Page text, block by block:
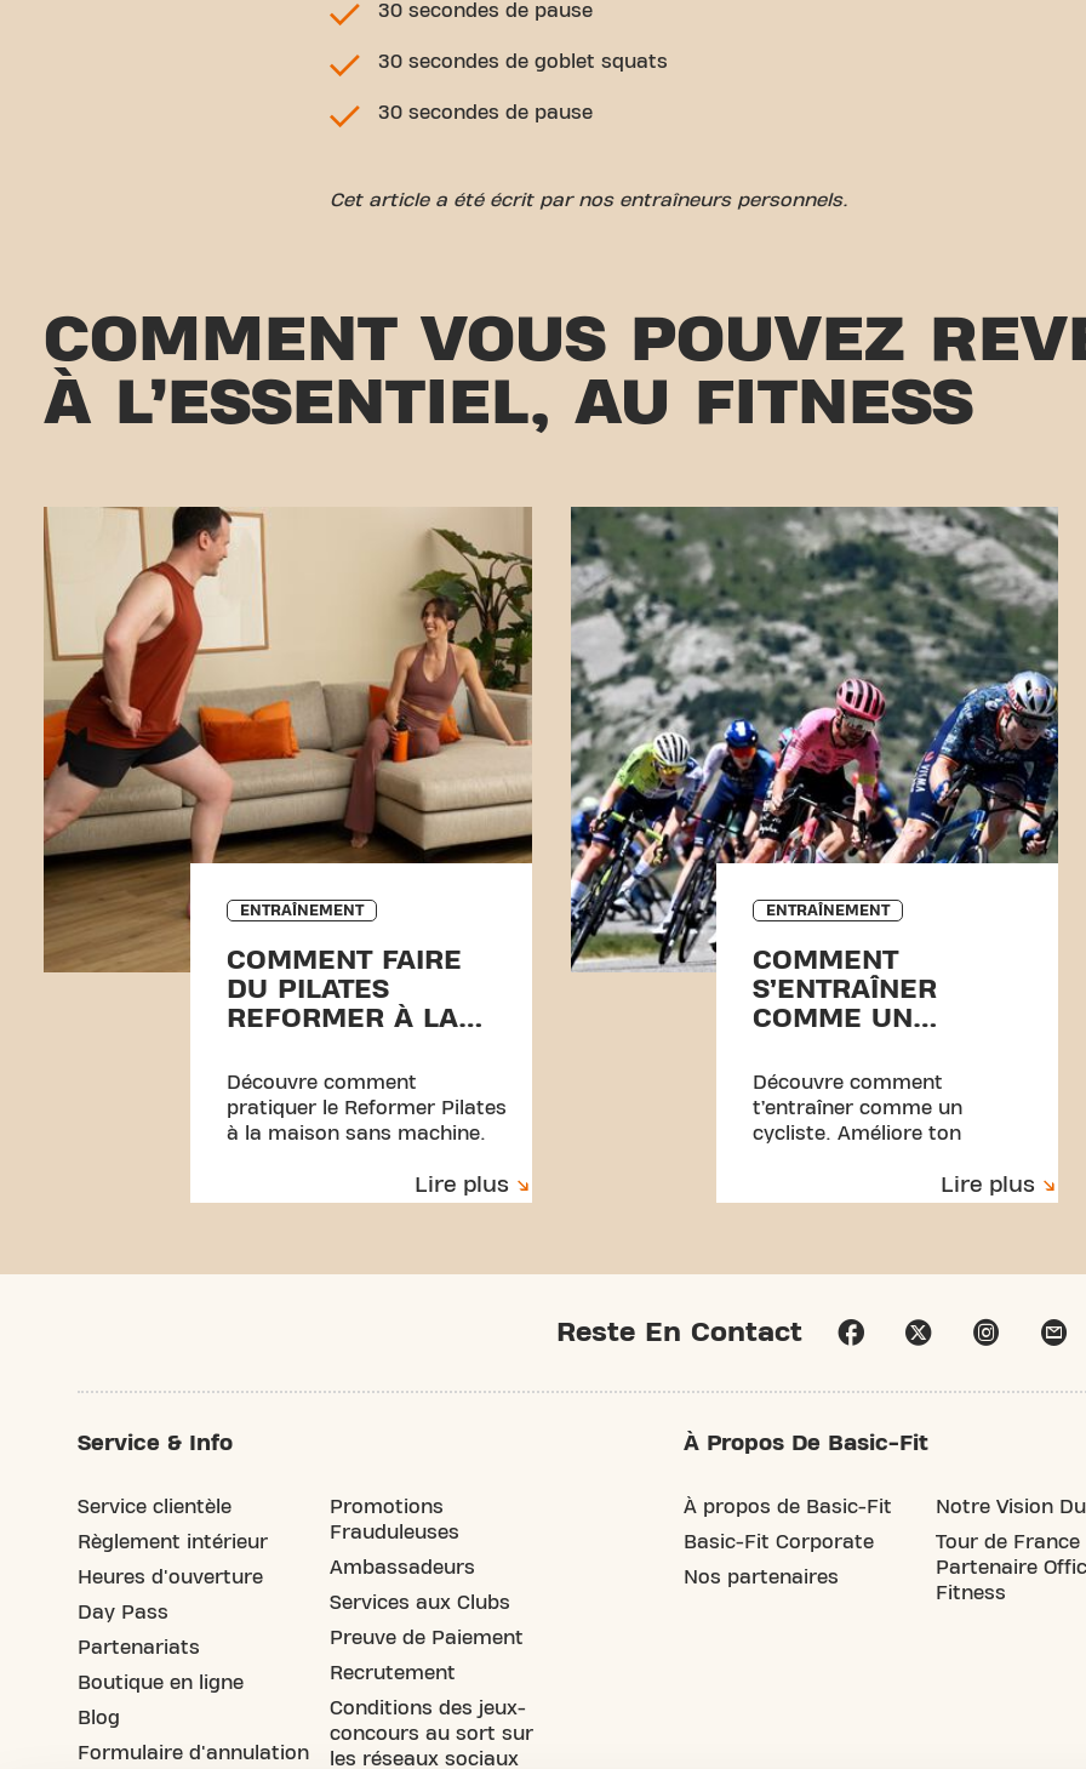
30 secondes de pause
30 secondes de goblet squats
30 secondes de pause
Cet article a été écrit par nos entraîneurs personnels.
COMMENT VOUS POUVEZ
À L’ESSENTIEL, AU FITNESS
ENTRAÎNEMENT
COMMENT FAIRE
DU PILATES
REFORMER À LA
ÉQUIPEMENT
Découvre comment
pratiquer le Reformer Pilates
à la maison sans machine.
avec une serviette et unLire plus
ENTRAÎNEMENT
COMMENT
S’ENTRAÎNER
COMME UN
DE FRANCE
Découvre comment
t’entraîner comme un
cycliste. Améliore ton
une routine simple à suivre à
Lire plus
Reste En Contact
Service & Info
Service clientèle
Règlement intérieur
Heures d'ouverture
Day Pass
Partenariats
Boutique en ligne
Blog
Formulaire d'annulation
Promotions
Frauduleuses
Ambassadeurs
Services aux Clubs
Preuve de Paiement
Recrutement
Conditions des jeux-
concours au sort sur
les réseaux sociaux
À Propos De Basic-Fit
À propos de Basic-Fit
Basic-Fit Corporate
Nos partenaires
Notre Vision
Tour de France
Partenaire
Fitness